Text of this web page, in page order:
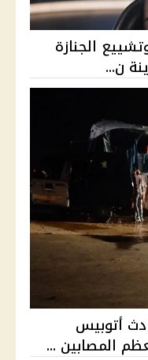
الجنازة
ن...
13 في حادث أتوبيس
المصابين ...